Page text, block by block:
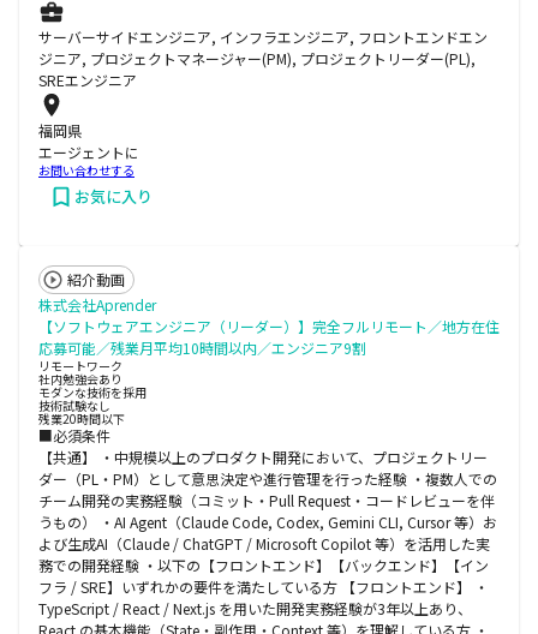
サーバーサイドエンジニア, インフラエンジニア, フロントエンドエン
ジニア, プロジェクトマネージャー(PM), プロジェクトリーダー(PL),
SREエンジニア
福岡県
エージェントに
お問い合わせする
お気に入り
紹介動画
株式会社Aprender
【ソフトウェアエンジニア（リーダー）】完全フルリモート／地方在住
応募可能／残業月平均10時間以内／エンジニア9割
リモートワーク
社内勉強会あり
モダンな技術を採用
技術試験なし
残業20時間以下
■必須条件
【共通】 ・中規模以上のプロダクト開発において、プロジェクトリー
ダー（PL・PM）として意思決定や進行管理を行った経験 ・複数人での
チーム開発の実務経験（コミット・Pull Request・コードレビューを伴
うもの） ・AI Agent（Claude Code, Codex, Gemini CLI, Cursor 等）お
よび生成AI（Claude / ChatGPT / Microsoft Copilot 等）を活用した実
務での開発経験 ・以下の【フロントエンド】【バックエンド】【イン
フラ / SRE】いずれかの要件を満たしている方 【フロントエンド】 ・
TypeScript / React / Next.js を用いた開発実務経験が3年以上あり、
React の基本機能（State・副作用・Context 等）を理解している方 ・